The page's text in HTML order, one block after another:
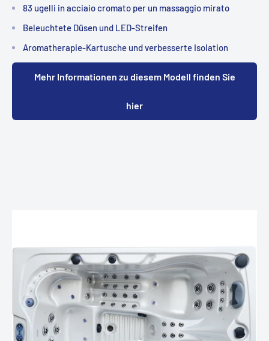
83 ugelli in acciaio cromato per un massaggio mirato
Beleuchtete Düsen und LED-Streifen
Aromatherapie-Kartusche und verbesserte Isolation
Mehr Informationen zu diesem Modell finden Sie
hier